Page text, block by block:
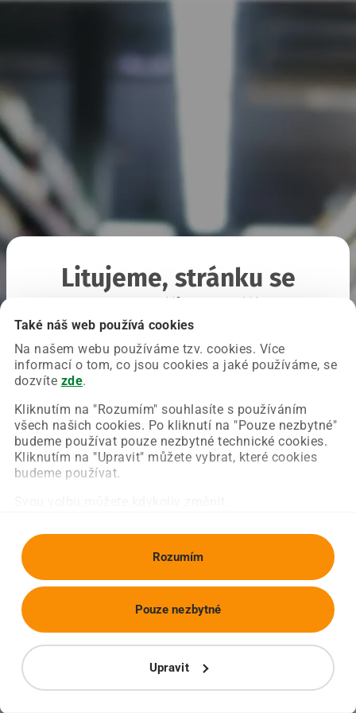
Také náš web používá cookies
Na našem webu používáme tzv. cookies. Více
informací o tom, co jsou cookies a jaké používáme, se
dozvíte zde.
Kliknutím na "Rozumím" souhlasíte s používáním
všech našich cookies. Po kliknutí na "Pouze nezbytné"
budeme používat pouze nezbytné technické cookies.
Kliknutím na "Upravit" můžete vybrat, které cookies
budeme používat.
Rozumím
Upravit
Pouze nezbytné
Litujeme, stránku se
Chyba nastala na naší straně a už ji opravujeme.
Zkuste prosím znovu načíst požadovanou stránku.
Obnovit stránku Úvodní strana